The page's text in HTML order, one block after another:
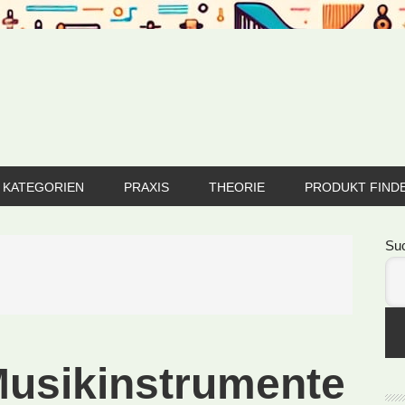
KATEGORIEN PRAXIS THEORIE PRODUKT